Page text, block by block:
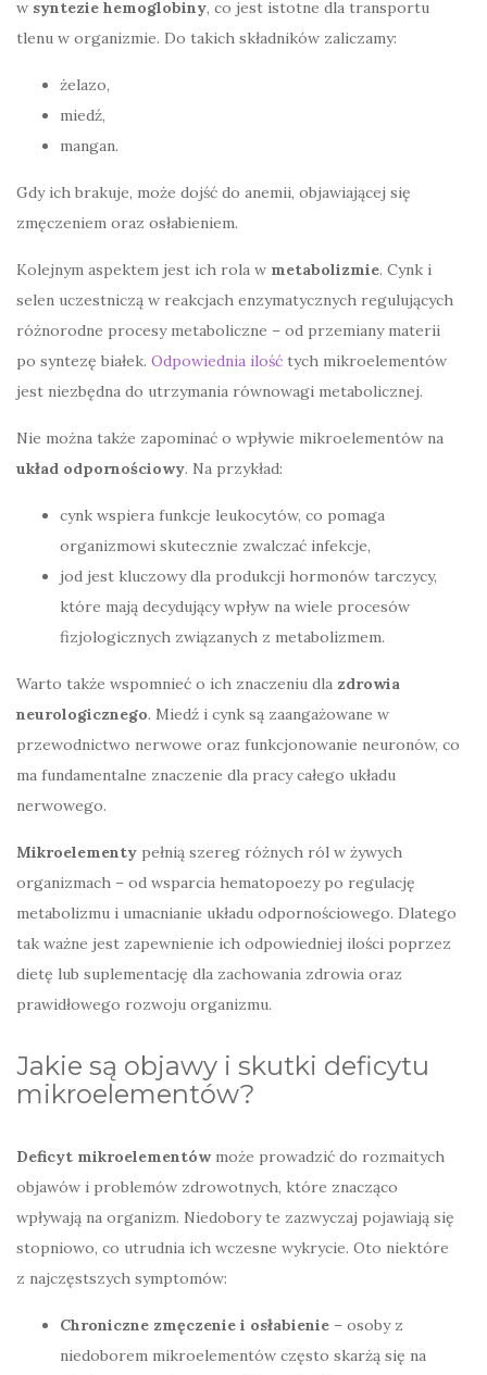
w syntezie hemoglobiny, co jest istotne dla transportu
tlenu w organizmie. Do takich składników zaliczamy:
żelazo,
miedź,
mangan.
Gdy ich brakuje, może dojść do anemii, objawiającej się
zmęczeniem oraz osłabieniem.
Kolejnym aspektem jest ich rola w metabolizmie. Cynk i
selen uczestniczą w reakcjach enzymatycznych regulujących
różnorodne procesy metaboliczne – od przemiany materii
po syntezę białek. Odpowiednia ilość tych mikroelementów
jest niezbędna do utrzymania równowagi metabolicznej.
Nie można także zapominać o wpływie mikroelementów na
układ odpornościowy. Na przykład:
cynk wspiera funkcje leukocytów, co pomaga
organizmowi skutecznie zwalczać infekcje,
jod jest kluczowy dla produkcji hormonów tarczycy,
które mają decydujący wpływ na wiele procesów
fizjologicznych związanych z metabolizmem.
Warto także wspomnieć o ich znaczeniu dla zdrowia
neurologicznego. Miedź i cynk są zaangażowane w
przewodnictwo nerwowe oraz funkcjonowanie neuronów, co
ma fundamentalne znaczenie dla pracy całego układu
nerwowego.
Mikroelementy pełnią szereg różnych ról w żywych
organizmach – od wsparcia hematopoezy po regulację
metabolizmu i umacnianie układu odpornościowego. Dlatego
tak ważne jest zapewnienie ich odpowiedniej ilości poprzez
dietę lub suplementację dla zachowania zdrowia oraz
prawidłowego rozwoju organizmu.
Jakie są objawy i skutki deficytu
mikroelementów?
Deficyt mikroelementów może prowadzić do rozmaitych
objawów i problemów zdrowotnych, które znacząco
wpływają na organizm. Niedobory te zazwyczaj pojawiają się
stopniowo, co utrudnia ich wczesne wykrycie. Oto niektóre
z najczęstszych symptomów:
Chroniczne zmęczenie i osłabienie – osoby z
niedoborem mikroelementów często skarżą się na